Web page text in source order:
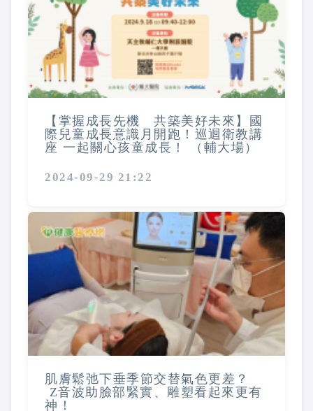
【掌握成長先機 共築美好未來】國
際兒童成長意識月開跑！巡迴衛教講
座 一起關心孩童成長！ （輔大場）
2024-09-29 21:22
肌膚鬆弛下垂季節交替氣色更差？
Z音波助臉部緊實、雕塑看起來更有
神！